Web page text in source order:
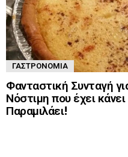
ΓΑΣΤΡΟΝΟΜΊΑ
Φανταστική Συνταγή
Νόστιμη που έχει
Παραμιλάει!